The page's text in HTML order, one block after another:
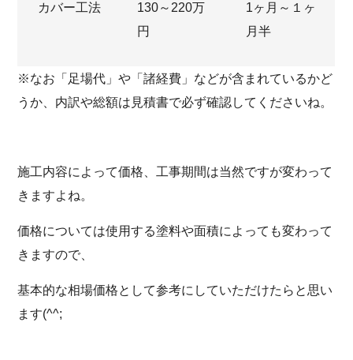
カバー工法
130～220万
円
1ヶ月～１ヶ
月半
※なお「足場代」や「諸経費」などが含まれているかど
うか、内訳や総額は見積書で必ず確認してくださいね。
施工内容によって価格、工事期間は当然ですが変わって
きますよね。
価格については使用する塗料や面積によっても変わって
きますので、
基本的な相場価格として参考にしていただけたらと思い
ます(^^;